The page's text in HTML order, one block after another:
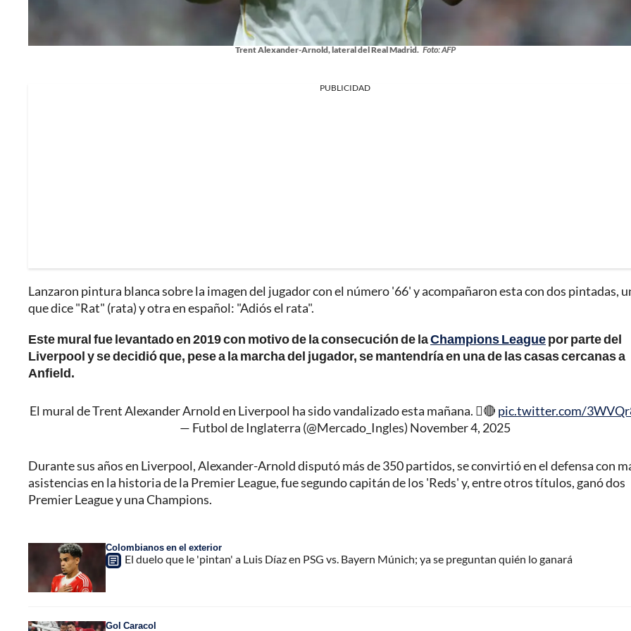
Trent Alexander-Arnold, lateral del Real Madrid. Foto: AFP
PUBLICIDAD
Lanzaron pintura blanca sobre la imagen del jugador con el número '66' y acompañaron esta con dos pintadas,
que dice "Rat" (rata) y otra en español: "Adiós el rata".
Este mural fue levantado en 2019 con motivo de la consecución de laChampions Leaguepor parte del
Liverpool y se decidió que, pese a la marcha del jugador, se mantendría en una de las casas cercanas a
Anfield.
El mural de Trent Alexander Arnold en Liverpool ha sido vandalizado esta mañana. 🫟🔴 pic.twitter.com/
— Futbol de Inglaterra (@Mercado_Ingles) November 4, 2025
Durante sus años en Liverpool, Alexander-Arnold disputó más de 350 partidos, se convirtió en el defensa con
asistencias en la historia de la Premier League, fue segundo capitán de los 'Reds' y, entre otros títulos, ganó dos
Premier League y una Champions.
Colombianos en el exterior
El duelo que le 'pintan' a Luis Díaz en PSG vs. Bayern Múnich; ya se preguntan quién lo ganará
Gol Caracol